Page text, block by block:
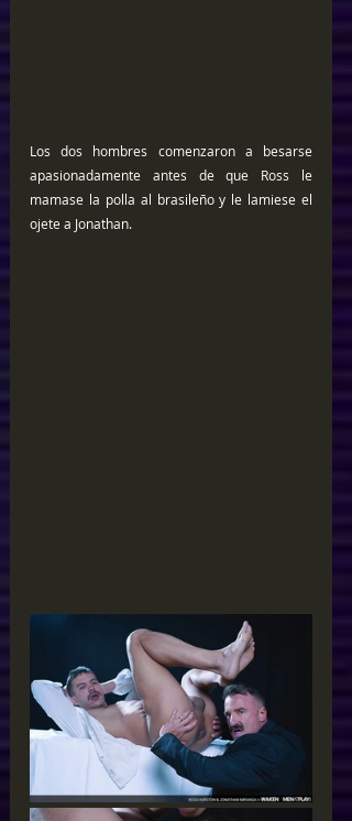
Los dos hombres comenzaron a besarse
apasionadamente antes de que Ross le
mamase la polla al brasileño y le lamiese el
ojete a Jonathan.